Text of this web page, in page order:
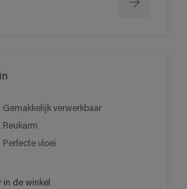
Gemakkelijk verwerkbaar
Reukarm
Perfecte vloei
in de winkel